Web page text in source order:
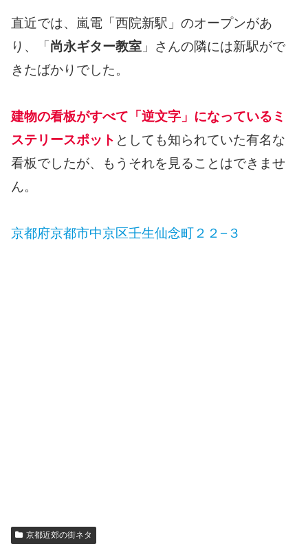
直近では、嵐電「西院新駅」のオープンがあ
り、「尚永ギター教室 」さんの隣には新駅がで
きたばかりでした。
建物の看板がすべて「逆文字」になっているミ
ステリースポット としても知られていた有名な
看板でしたが、もうそれを見ることはできませ
ん。
京都府京都市中京区壬生仙念町２２−３
京都近郊の街ネタ